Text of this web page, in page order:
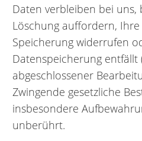
Daten verbleiben bei uns,
Löschung auffordern,
Speicherung widerrufen
Datenspeicherung entfällt
abgeschlossener
Zwingende gesetzliche
insbesondere
unberührt.